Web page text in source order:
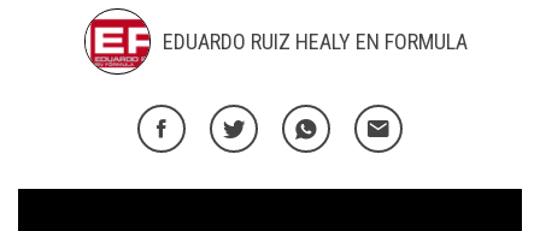
EDUARDO RUIZ HEALY EN FORMULA